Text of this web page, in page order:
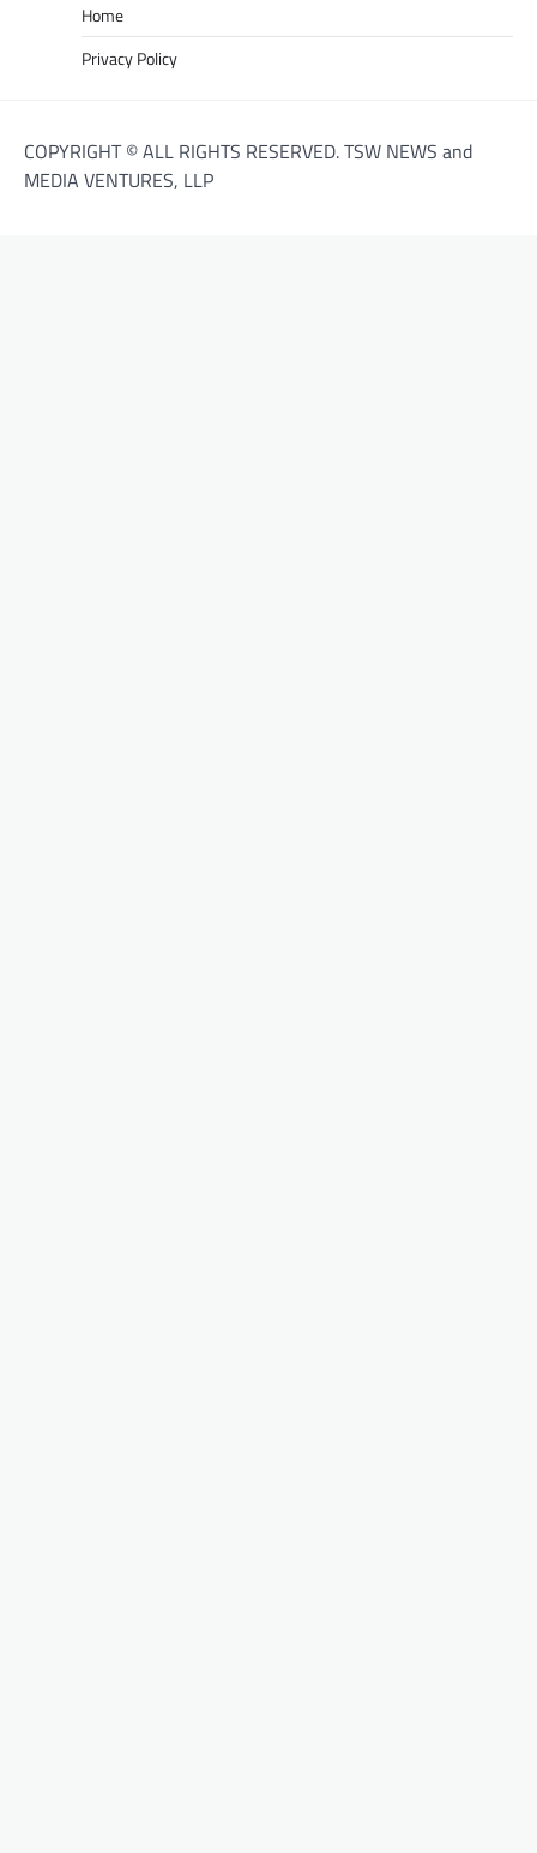
Home
Privacy Policy
COPYRIGHT © ALL RIGHTS RESERVED. TSW NEWS and
MEDIA VENTURES, LLP